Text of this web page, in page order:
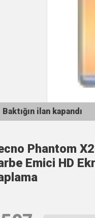
Baktığın ilan kapandı
Phantom
Emici HD